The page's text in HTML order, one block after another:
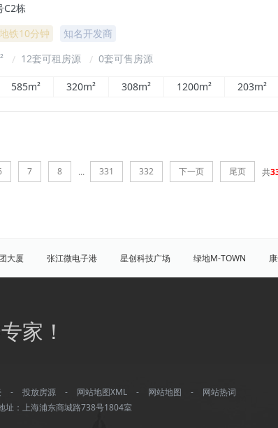
C2栋
地铁10分钟
知名开发商
/ 12套可租房源 / 0套可售房源
585m² 320m² 308m² 1200m² 203m²
7 8 ... 331 332 下一页 尾页 共
大厦 张江微电子港 星创科技广场 绿地M-TOWN
盛大天地源创谷 豪威科技园（张江乐业天地） 张江海豚湾
普陀
八佰伴
城 浦江 水产路 延安西路 董家渡 长阳路
家！
- 投放房源 - 网站地图XML - 网站地图 -
网站热词
址：上海浦东商城路738号1804室